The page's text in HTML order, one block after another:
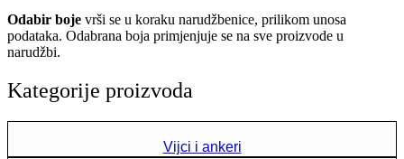
Odabir boje vrši se u koraku narudžbenice, prilikom unosa
podataka. Odabrana boja primjenjuje se na sve proizvode u
narudžbi.
Kategorije proizvoda
Vijci i ankeri